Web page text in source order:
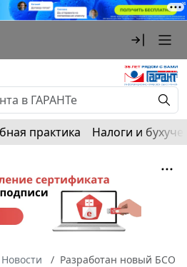
практика Налоги и
Новости
Разработан новый БСО